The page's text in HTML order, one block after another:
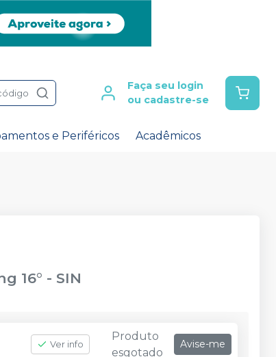
Faça seu login
ou cadastre-se
e Periféricos Acadêmicos
16° - SIN
Ver info
Produto
esgotado
Avise-me